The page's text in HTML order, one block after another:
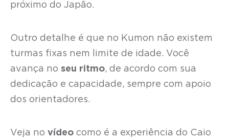
próximo do Japão.
Outro detalhe é que no Kumon não existem
turmas fixas nem limite de idade. Você
avança no seu ritmo, de acordo com sua
dedicação e capacidade, sempre com apoio
dos orientadores.
Veja no vídeo como é a experiência do Caio